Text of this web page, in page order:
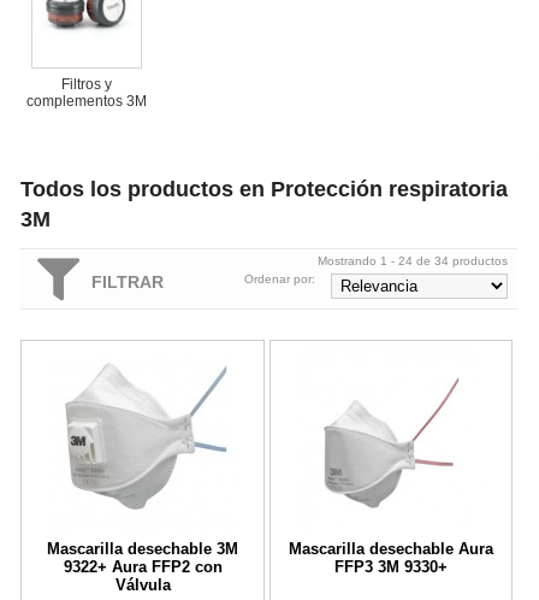
Filtros y
complementos 3M
Todos los productos en Protección respiratoria
3M
FILTRAR
Mostrando 1 - 24 de 34 productos
Ordenar por:
Mascarilla desechable 3M
9322+ Aura FFP2 con
Válvula
Mascarilla desechable Aura
FFP3 3M 9330+